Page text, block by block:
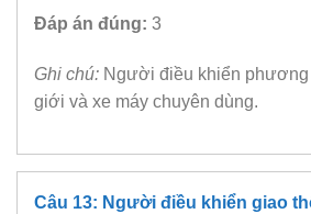
Đáp án đúng: 3
Ghi chú: Người điều khiển phương
giới và xe máy chuyên dùng.
Câu 13: Người điều khiển giao